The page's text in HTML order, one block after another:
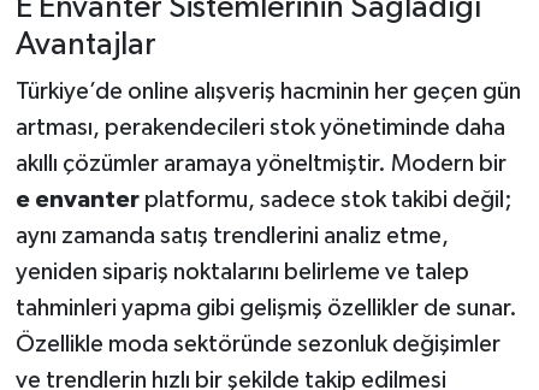
E Envanter Sistemlerinin Sağladığı
Avantajlar
Türkiye’de online alışveriş hacminin her geçen gün
artması, perakendecileri stok yönetiminde daha
akıllı çözümler aramaya yöneltmiştir. Modern bir
e envanterplatformu, sadece stok takibi değil;
aynı zamanda satış trendlerini analiz etme,
yeniden sipariş noktalarını belirleme ve talep
tahminleri yapma gibi gelişmiş özellikler de sunar.
Özellikle moda sektöründe sezonluk değişimler
ve trendlerin hızlı bir şekilde takip edilmesi